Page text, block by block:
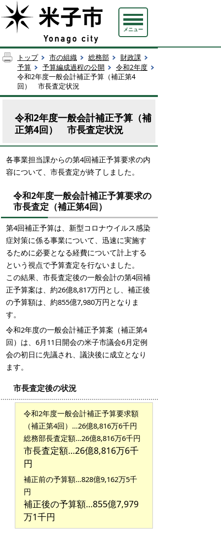
メニュー
トップ 市の組織 総務部
財政課
予算
予算編成過程の公開
令和2年度
令和2年度一般会計補正予算（補正第4
回） 市長査定状況
令和2年度一般会計補正予算（補
正第4回） 市長査定状況
各事業担当課からの第4回補正予算要求の内
容について、市長査定が終了しました。
令和2年度一般会計補正予算要求の
市長査定（補正第4回）
第4回補正予算は、新型コロナウイルス感染
症対策に係る事業について、迅速に実施す
るために必要となる経費について計上する
という視点で予算査定を行ないました。
この結果、市長査定後の一般会計の第4回補
正予算案は、約26億8,817万円とし、補正後
の予算額は、約855億7,980万円となりま
す。
令和2年度の一般会計補正予算案（補正第4
回）は、6月11日開会の米子市議会6月定例
会の初日に先議され、議決後に成立となり
ます。
市長査定後の状況
令和2年度一般会計補正予算要求額
（補正第4回）…26億8,816万6千円
総務部長査定額…26億8,816万6千円
市長査定額…26億8,816万6千
円
補正前の予算額…828億9,162万5千
円
補正後の予算額…855億7,979
万1千円